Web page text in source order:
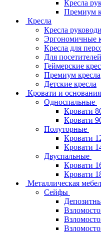
Кресла
Премиум
Кресла
Кресла
Эргономичные
Кресла для
Для посетителей
Геймерские
Премиум кресла
Детские кресла
Кровати и основания
Односпальные
Кровати
Кровати
Полуторные
Кровати
Кровати
Двуспальные
Кровати
Кровати
Металлическая
Сейфы